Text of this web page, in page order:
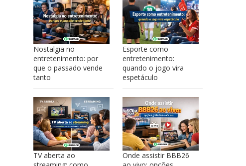
Nostalgia no
entretenimento: por
que o passado vende
tanto
Esporte como
entretenimento:
quando o jogo vira
espetáculo
TV aberta ao
Onde assistir BBB26